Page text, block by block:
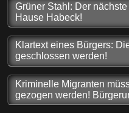
Grüner Stahl: Der
Hause Habeck!
Klartext eines Bürgers:
geschlossen werden!
Kriminelle Migranten
gezogen werden!